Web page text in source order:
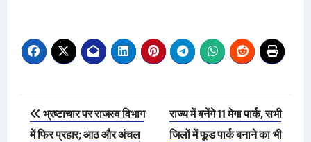
Post
navigation
भ्रष्टाचार पर राजस्व विभाग
में फिर प्रहार; आठ और अंचल
राज्य में बनेंगे 11 मेगा पार्क, सभी
जिलों में फूड पार्क बनाने का भी